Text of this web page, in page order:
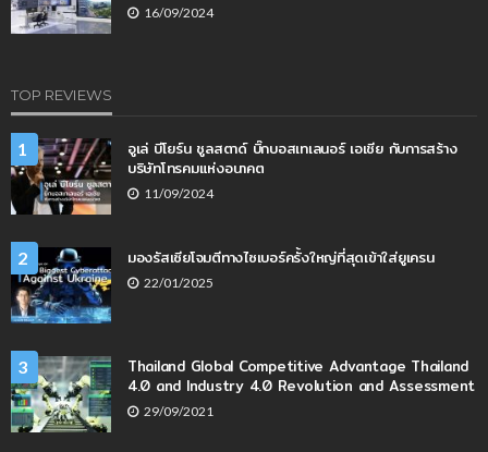
16/09/2024
TOP REVIEWS
1
อูเล่ บีโยร์น ชูลสตาด์ บิ๊กบอสเทเลนอร์ เอเชีย กับการสร้าง
บริษัทโทรคมแห่งอนาคต
11/09/2024
2 มองรัสเซียโจมตีทางไซเบอร์ครั้งใหญ่ที่สุดเข้าใส่ยูเครน
22/01/2025
3
Thailand Global Competitive Advantage Thailand
4.0 and Industry 4.0 Revolution and Assessment
29/09/2021